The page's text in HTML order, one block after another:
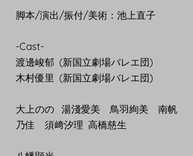
脚本/演出/振付/美術：池上直子
-Cast-
渡邊峻郁 (新国立劇場バレエ団)
木村優里 (新国立劇場バレエ団)
大上のの 湯淺愛美 鳥羽絢美 南帆
乃佳 須﨑汐理 高橋慈生